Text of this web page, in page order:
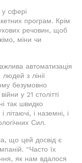
сфері
програм. Крім
речовин, щоб
міни чи
автоматизація
з лінії
безумовно
у 21 столітті
так швидко
і наземні, і
Сил.
що цей досвід є
"Часто їх
як нам вдалося